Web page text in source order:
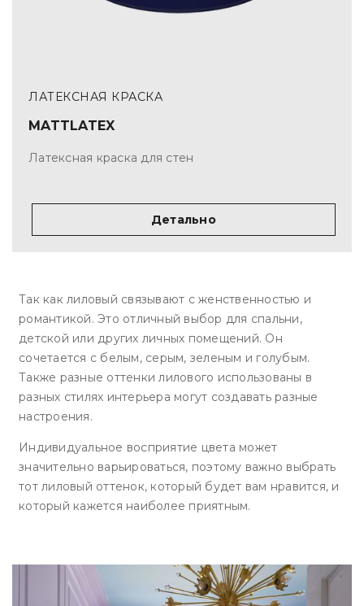
ЛАТЕКСНАЯ КРАСКА
MATTLATEX
Латексная краска для стен
Детально
Так как лиловый связывают с женственностью и
романтикой. Это отличный выбор для спальни,
детской или других личных помещений. Он
сочетается с белым, серым, зеленым и голубым.
Также разные оттенки лилового использованы в
разных стилях интерьера могут создавать разные
настроения.
Индивидуальное восприятие цвета может
значительно варьироваться, поэтому важно выбрать
тот лиловый оттенок, который будет вам нравится, и
который кажется наиболее приятным.